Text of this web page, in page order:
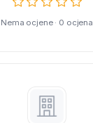
Nema ocjene · 0 ocjena